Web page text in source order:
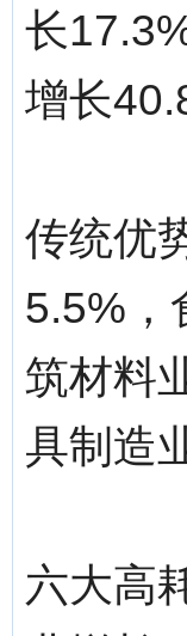
长
增长
传统优
5.5%，
筑材料
具制造
六大高